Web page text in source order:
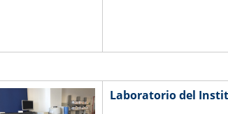
Laboratorio del